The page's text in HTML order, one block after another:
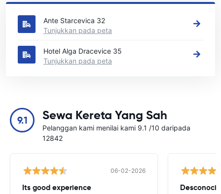
Lihat lokasi sewa kereta utama kami di Makarska
Ante Starcevica 32
Tunjukkan pada peta
Hotel Alga Dracevice 35
Tunjukkan pada peta
9.1 Sewa Kereta Yang Sah
Pelanggan kami menilai kami 9.1 /10 daripada
12842
06-02-2026
Its good experience